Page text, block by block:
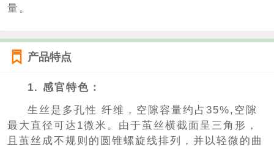
量。
产品特点
1. 感官特色：
生丝是多孔性 纤维，空隙容量约占35%,空隙
最大直径可达1微米。由于茧丝横截面呈三角形，
且茧丝成不规则的圆锥螺旋线排列，并以轻微的曲